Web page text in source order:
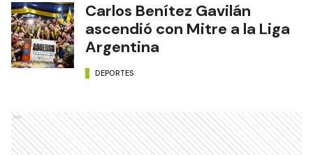
Carlos Benítez Gavilán
ascendió con Mitre a la Liga
Argentina
DEPORTES
Ads